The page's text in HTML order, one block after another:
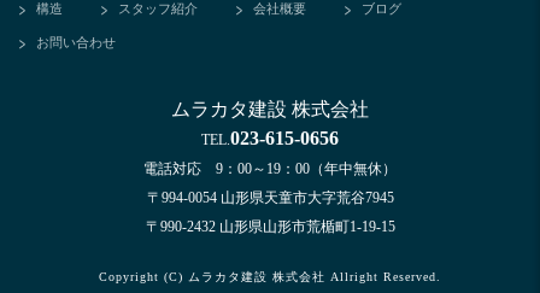
構造 スタッフ紹介 会社概要 ブログ
お問い合わせ
ムラカタ建設 株式会社
TEL.023-615-0656
電話対応 9：00～19：00（年中無休）
〒994-0054 山形県天童市大字荒谷7945
〒990-2432 山形県山形市荒楯町1-19-15
Copyright (C) ムラカタ建設 株式会社 Allright Reserved.